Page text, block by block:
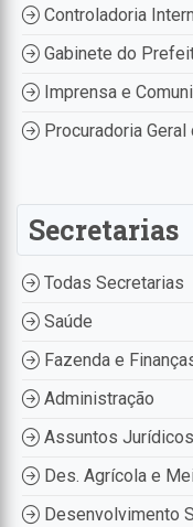
Controladoria
Gabinete do
Imprensa e
Procuradoria
Secretarias
Todas Secretarias
Saúde
Fazenda e
Administração
Assuntos Jurídicos
Des. Agrícola e
Desenvolvimento